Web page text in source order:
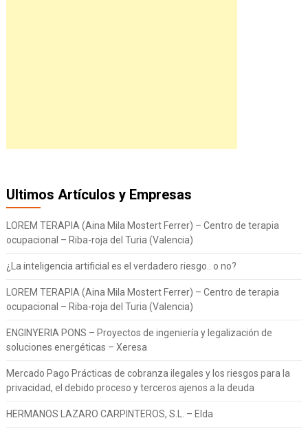
Ultimos Artículos y Empresas
LOREM TERAPIA (Aina Mila Mostert Ferrer) – Centro de terapia
ocupacional – Riba-roja del Turia (Valencia)
¿La inteligencia artificial es el verdadero riesgo.. o no?
LOREM TERAPIA (Aina Mila Mostert Ferrer) – Centro de terapia
ocupacional – Riba-roja del Turia (Valencia)
ENGINYERIA PONS – Proyectos de ingeniería y legalización de
soluciones energéticas – Xeresa
Mercado Pago Prácticas de cobranza ilegales y los riesgos para la
privacidad, el debido proceso y terceros ajenos a la deuda
HERMANOS LAZARO CARPINTEROS, S.L. – Elda